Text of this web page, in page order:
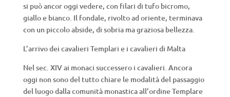
si può ancor oggi vedere, con filari di tufo bicromo,
giallo e bianco. Il fondale, rivolto ad oriente, terminava
con un piccolo abside, di sobria ma graziosa bellezza.
L’arrivo dei cavalieri Templari e i cavalieri di Malta
Nel sec. XIV ai monaci successero i cavalieri. Ancora
oggi non sono del tutto chiare le modalità del passaggio
del luogo dalla comunità monastica all’ordine Templare